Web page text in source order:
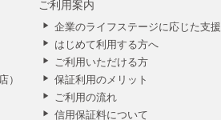
）
ご利用案内
企業のライフステージに応じた支援
はじめて利用する方へ
ご利用いただける方
保証利用のメリット
ご利用の流れ
信用保証料について